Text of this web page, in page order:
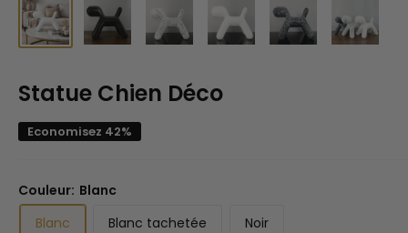
Statue Chien Déco
Economisez 42%
Couleur: Blanc
Blanc
Blanc tachetée Noir